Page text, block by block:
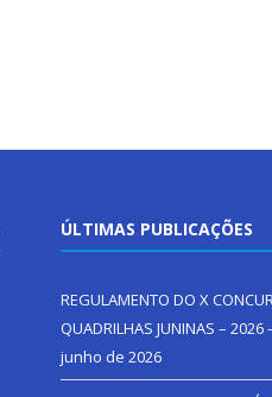
ÚLTIMAS PUBLICAÇÕES
REGULAMENTO DO X
QUADRILHAS JUNINAS – 2026
junho de 2026